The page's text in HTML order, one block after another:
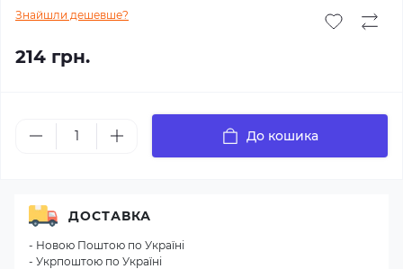
Знайшли дешевше?
214 грн.
До кошика
ДОСТАВКА
- Новою Поштою по Україні
- Укрпоштою по Україні